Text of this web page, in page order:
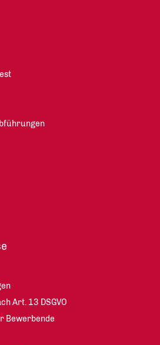
Art. 13 DSGVO
Bewerbende